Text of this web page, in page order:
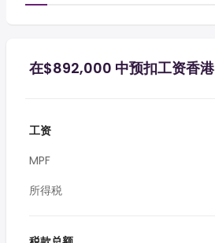
在$892,000 中预扣工资香港
工资
MPF
所得税